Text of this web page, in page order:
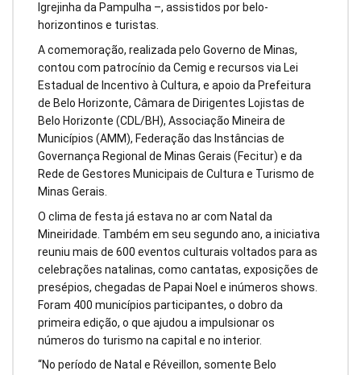
Igrejinha da Pampulha –, assistidos por belo-
horizontinos e turistas.
A comemoração, realizada pelo Governo de Minas,
contou com patrocínio da Cemig e recursos via Lei
Estadual de Incentivo à Cultura, e apoio da Prefeitura
de Belo Horizonte, Câmara de Dirigentes Lojistas de
Belo Horizonte (CDL/BH), Associação Mineira de
Municípios (AMM), Federação das Instâncias de
Governança Regional de Minas Gerais (Fecitur) e da
Rede de Gestores Municipais de Cultura e Turismo de
Minas Gerais.
O clima de festa já estava no ar com Natal da
Mineiridade. Também em seu segundo ano, a iniciativa
reuniu mais de 600 eventos culturais voltados para as
celebrações natalinas, como cantatas, exposições de
presépios, chegadas de Papai Noel e inúmeros shows.
Foram 400 municípios participantes, o dobro da
primeira edição, o que ajudou a impulsionar os
números do turismo na capital e no interior.
“No período de Natal e Réveillon, somente Belo